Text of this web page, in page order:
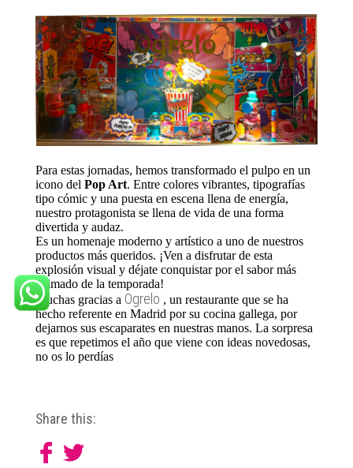
Para estas jornadas, hemos transformado el pulpo en un
icono del Pop Art. Entre colores vibrantes, tipografías
tipo cómic y una puesta en escena llena de energía,
nuestro protagonista se llena de vida de una forma
divertida y audaz.
Es un homenaje moderno y artístico a uno de nuestros
productos más queridos. ¡Ven a disfrutar de esta
explosión visual y déjate conquistar por el sabor más
animado de la temporada!
Muchas gracias a Ogrelo , un restaurante que se ha
hecho referente en Madrid por su cocina gallega, por
dejarnos sus escaparates en nuestras manos. La sorpresa
es que repetimos el año que viene con ideas novedosas,
no os lo perdías
Share this: